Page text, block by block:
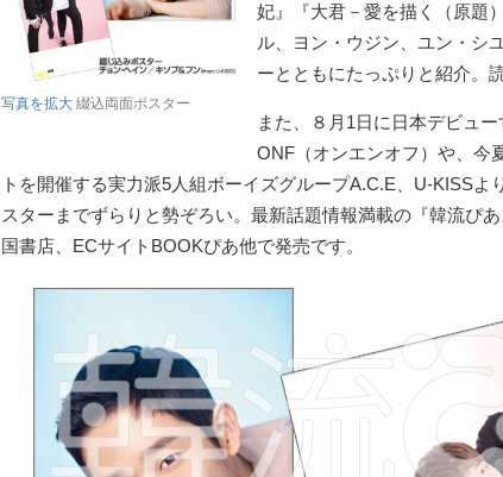
写真を拡大 綴込両面ポスター
妃』『大君－愛を描く（原題
ル、ヨン・ウジン、ユン・シ
ーとともにたっぷりと紹介。
また、８月1日に日本デビュ
ONF（オンエンオフ）や、今
トを開催する実力派5人組ボーイズグループA.C.E、U-KISS
スターまでずらりと勢ぞろい。最新話題情報満載の『韓流ぴ
国書店、ECサイトBOOKぴあ他で発売です。